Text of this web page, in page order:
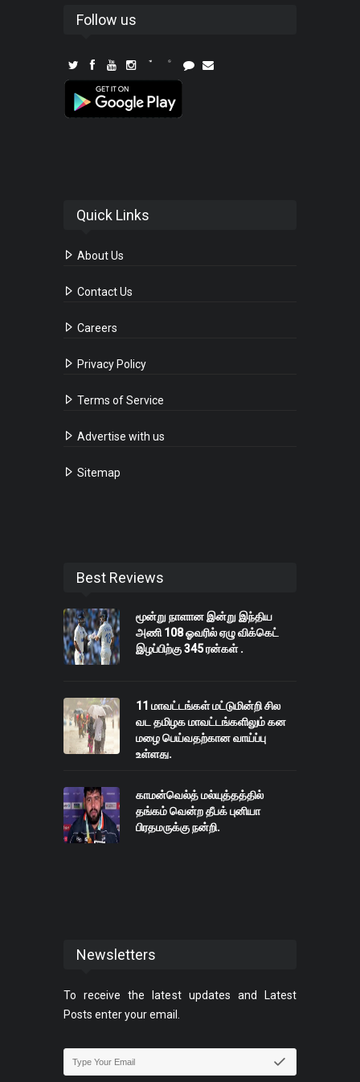
Follow us
Quick Links
About Us
Contact Us
Careers
Privacy Policy
Terms of Service
Advertise with us
Sitemap
Best Reviews
மூன்று நாளான இன்று இந்திய
அணி 108 ஓவரில் ஏழு விக்கெட்
இழப்பிற்கு 345 ரன்கள் .
11 மாவட்டங்கள் மட்டுமின்றி சில
வட தமிழக மாவட்டங்களிலும் கன
மழை பெய்வதற்கான வாய்ப்பு
உள்ளது.
காமன்வெல்த் மல்யுத்தத்தில்
தங்கம் வென்ற தீபக் புனியா
பிரதமருக்கு நன்றி.
Newsletters
To receive the latest updates and Latest
Posts enter your email.